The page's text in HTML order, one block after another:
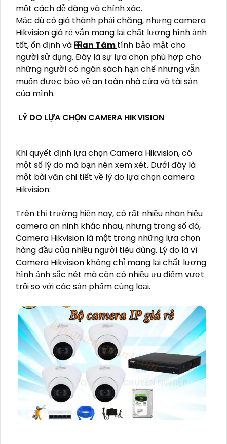
một cách dễ dàng và chính xác.
Mặc dù có giá thành phải chăng, nhưng camera
Hikvision giá rẻ vẫn mang lại chất lượng hình ảnh
tốt, ổn định và 🎛an Tâmtính bảo mật cho
người sử dụng. Đây là sự lựa chọn phù hợp cho
những người có ngân sách hạn chế nhưng vẫn
muốn được bảo vệ an toàn nhà cửa và tài sản
của mình.
LÝ DO LỰA CHỌN CAMERA HIKVISION
Khi quyết định lựa chọn Camera Hikvision, có
một số lý do mà bạn nên xem xét. Dưới đây là
một bài văn chi tiết về lý do lựa chọn camera
Hikvision:
Trên thị trường hiện nay, có rất nhiều nhãn hiệu
camera an ninh khác nhau, nhưng trong số đó,
Camera Hikvision là một trong những lựa chọn
hàng đầu của nhiều người tiêu dùng. Lý do là vì
Camera Hikvision không chỉ mang lại chất lượng
hình ảnh sắc nét mà còn có nhiều ưu điểm vượt
trội so với các sản phẩm cùng loại.